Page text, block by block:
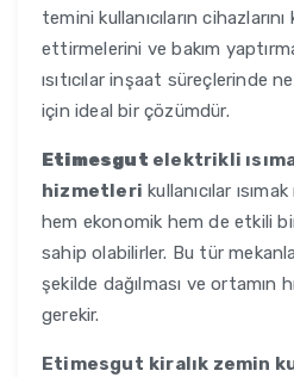
temini kullanıcıların
ettirmelerini ve bakım
ısıtıcılar inşaat süreçlerinde
için ideal bir çözümdür.
Etimesgut elektrikli
hizmetleri kullanıcılar
hem ekonomik hem de etkili
sahip olabilirler. Bu tür
şekilde dağılması ve ortamın
gerekir.
Etimesgut kiralık zemin